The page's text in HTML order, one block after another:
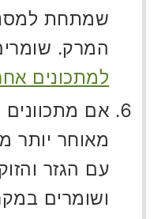
שמתחת
המרק.
למתכונים
אם
מאוחר יותר
עם הגזר
ושומרים